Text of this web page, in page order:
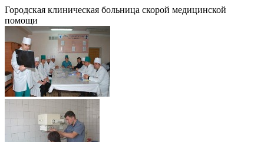
Городская клиническая больница скорой медицинской
помощи